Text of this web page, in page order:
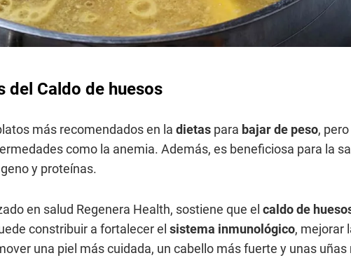
del Caldo de huesos
más recomendados en la dietas para bajar de peso,
como la anemia. Además, es beneficiosa para la
y proteínas.
en salud Regenera Health, sostiene que el caldo de
constribuir a fortalecer el sistema inmunológico, mejorar
una piel más cuidada, un cabello más fuerte y unas uñas